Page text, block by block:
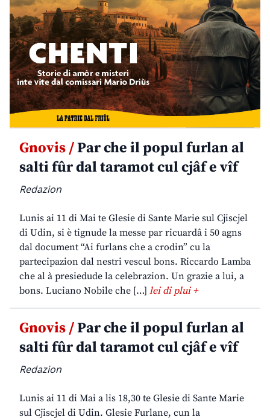
Gnovis /Par che il popul furlan al
salti fûr dal taramot cul cjâf e vîf
Redazion
Lunis ai 11 di Mai te Glesie di Sante Marie sul Cjiscjel
di Udin, si è tignude la messe par ricuardâ i 50 agns
dal document “Ai furlans che a crodin” cu la
partecipazion dal nestri vescul bons. Riccardo Lamba
che al à presiedude la celebrazion. Un grazie a lui, a
bons. Luciano Nobile che […] lei di plui +
Gnovis /Par che il popul furlan al
salti fûr dal taramot cul cjâf e vîf
Redazion
Lunis ai 11 di Mai a lis 18,30 te Glesie di Sante Marie
sul Cjiscjel di Udin. Glesie Furlane, cun la